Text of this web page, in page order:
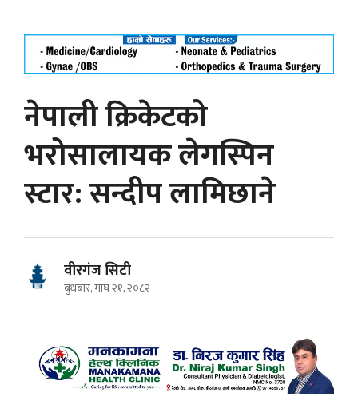
नेपाली क्रिकेटको
भरोसालायक लेगस्पिन
स्टार: सन्दीप लामिछाने
वीरगंज सिटी
बुधबार, माघ २१, २०८२